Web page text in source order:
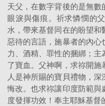
天父，在數字背後的是無
眼淚與傷痕。祈求憐憫的
水，帶來基督同在的盼望和
惡待的言語，施暴者的內
力、酒精、罪性的捆綁；
了寶血。父神啊，求祢開
人是神所賜的寶貝禮物，
悔改。也求祢讓印度防範
度發揮功效！奉主耶穌基督